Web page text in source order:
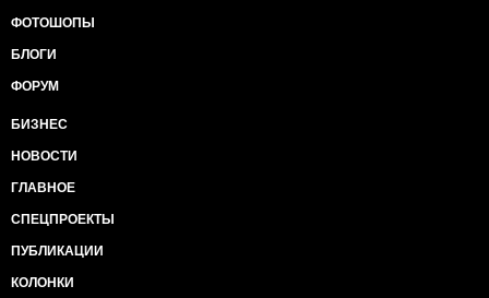
ФОТОШОПЫ
БЛОГИ
ФОРУМ
БИЗНЕС
НОВОСТИ
ГЛАВНОЕ
СПЕЦПРОЕКТЫ
ПУБЛИКАЦИИ
КОЛОНКИ